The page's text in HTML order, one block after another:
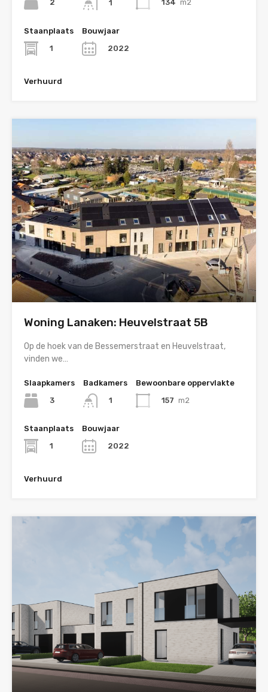
2
1
134 m2
Staanplaats
1
Bouwjaar
2022
Verhuurd
Woning Lanaken: Heuvelstraat 5B
Op de hoek van de Bessemerstraat en Heuvelstraat,
vinden we…
Slaapkamers
3
Badkamers
1
Bewoonbare oppervlakte
157 m2
Staanplaats
1
Bouwjaar
2022
Verhuurd